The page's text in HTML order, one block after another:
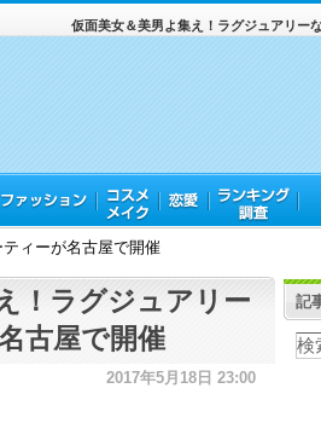
仮面美女＆美男よ集え！ラグジュアリー
ィーが名古屋で開催
！ラグジュアリー
古屋で開催
2017年5月18日 23:00
記